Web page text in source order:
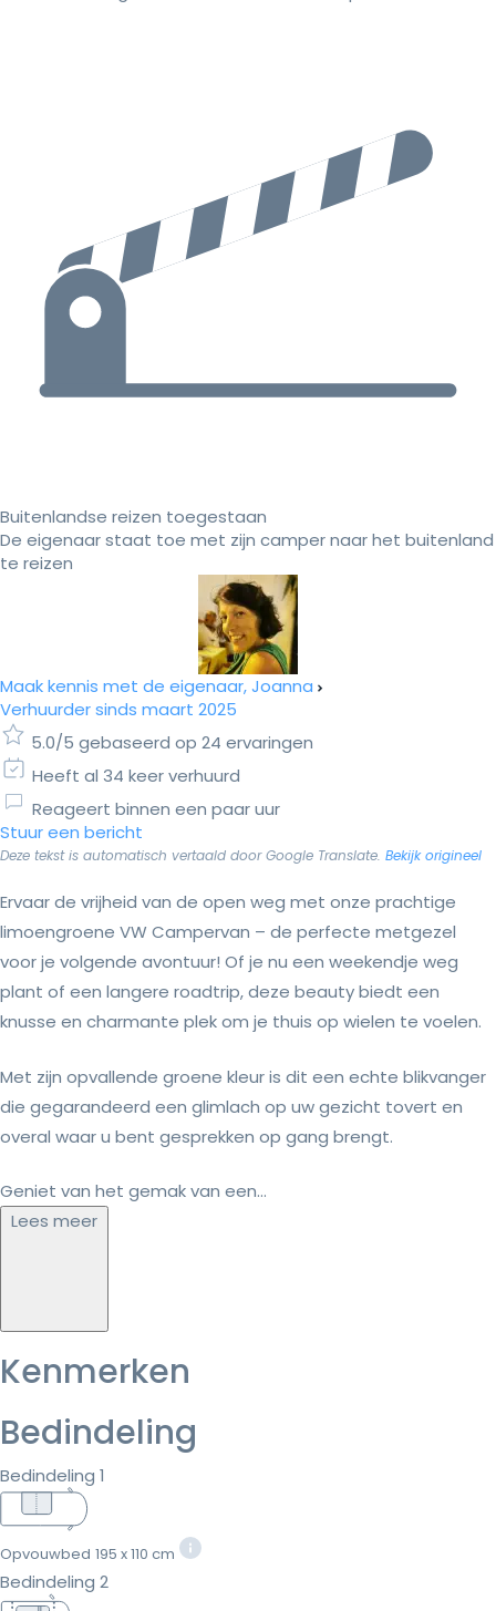
Buitenlandse reizen toegestaan
De eigenaar staat toe met zijn camper naar het buitenland
te reizen
Maak kennis met de eigenaar, Joanna
Verhuurder sinds maart 2025
5.0/5 gebaseerd op 24 ervaringen
Heeft al 34 keer verhuurd
Reageert binnen een paar uur
Stuur een bericht
Deze tekst is automatisch vertaald door Google Translate. Bekijk origineel
Ervaar de vrijheid van de open weg met onze prachtige
limoengroene VW Campervan – de perfecte metgezel
voor je volgende avontuur! Of je nu een weekendje weg
plant of een langere roadtrip, deze beauty biedt een
knusse en charmante plek om je thuis op wielen te voelen.
Met zijn opvallende groene kleur is dit een echte blikvanger
die gegarandeerd een glimlach op uw gezicht tovert en
overal waar u bent gesprekken op gang brengt.
Geniet van het gemak van een...
Lees meer
Kenmerken
Bedindeling
Bedindeling 1
Opvouwbed 195 x 110 cm
Bedindeling 2